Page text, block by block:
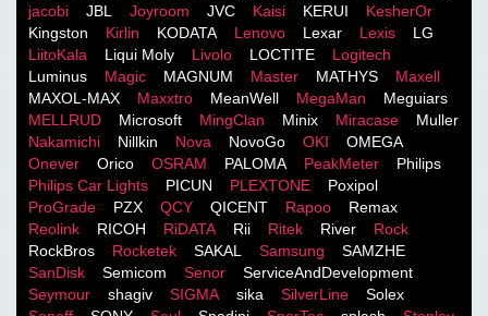
jacobi
JBL Joyroom JVC Kaisi KERUI
KesherOr
Kingston
Kirlin KODATA Lenovo Lexar Lexis
LG
LiitoKala
Liqui Moly Livolo LOCTITE
Logitech
Luminus
Magic MAGNUM Master MATHYS
Maxell
MAXOL-MAX
Maxxtro MeanWell MegaMan
Meguiars
MELLRUD
Microsoft MingClan Minix Miracase
Muller
Nakamichi
Nillkin Nova NovoGo OKI
OMEGA
Onever
Orico OSRAM PALOMA PeakMeter
Philips
Philips Car Lights
PICUN PLEXTONE
Poxipol
ProGrade
PZX QCY QICENT Rapoo
Remax
Reolink
RICOH RiDATA Rii Ritek River
Rock
RockBros
Rocketek SAKAL Samsung
SAMZHE
SanDisk
Semicom Senor
ServiceAndDevelopment
Seymour
shagiv SIGMA sika SilverLine
Solex